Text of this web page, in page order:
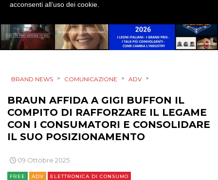
DATI
RICERCHE
NORMATIVE
TREND
CASE HISTORY
BRAND NEWS > COMUNICAZIONE > ADV >
BRAUN AFFIDA A GIGI BUFFON IL
COMPITO DI RAFFORZARE IL LEGAME
CON I CONSUMATORI E CONSOLIDARE
IL SUO POSIZIONAMENTO
09 Ottobre 2025
FREE ADV ELETTRONICA DI CONSUMO
acconsenti all’uso dei cookie.